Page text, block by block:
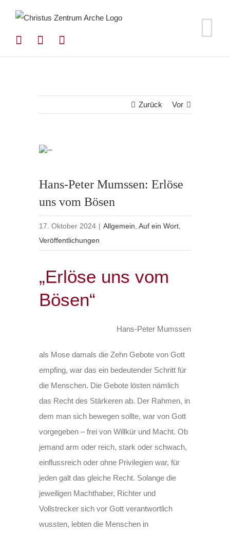
springen
Zurück Vor
Hans-Peter Mumssen: Erlöse
uns vom Bösen
17. Oktober 2024 | Allgemein ,Auf ein Wort
Veröffentlichungen
„Erlöse uns vom
Bösen“
Hans-Peter Mumssen
als Mose damals die Zehn Gebote von Gott
empfing, war das ein bedeutender Schritt für
die Menschen. Die Gebote lösten nämlich
das Recht des Stärkeren ab. Der Rahmen, in
dem man sich bewegen sollte, war von Gott
vorgegeben – frei von Willkür und Macht. Ob
jemand arm oder reich, stark oder schwach,
einflussreich oder ohne Privilegien war, für
jeden galt das gleiche Recht. Solange die
jeweiligen Machthaber, Richter und
Vollstrecker sich vor Gott verantwortlich
wussten, lebten die Menschen in